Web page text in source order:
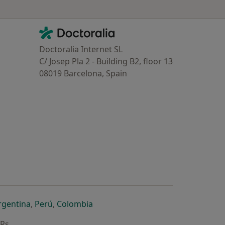
Contacto
Doctoralia - Homepage
Doctoralia Internet SL
C/ Josep Pla 2 - Building B2, floor 13
08019 Barcelona, Spain
separador
num novo separador
abre num novo separador
, Perúabre num novo separador
, Colombiaabre num novo separador